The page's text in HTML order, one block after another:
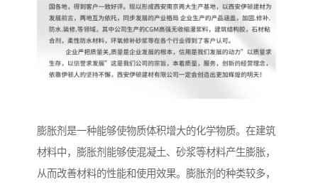
膨胀剂是一种能够使物质体积增大的化学物质。在建筑
材料中，膨胀剂能够使混凝土、砂浆等材料产生膨胀，
从而改善材料的性能和使用效果。膨胀剂的种类较多，